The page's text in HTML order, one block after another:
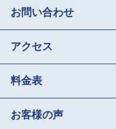
お問い合わせ
アクセス
料金表
お客様の声